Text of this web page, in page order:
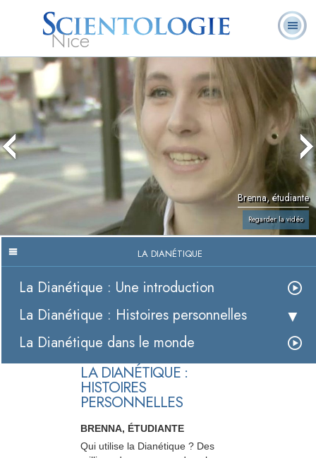
Nice
L. Ron Hubbard
Qu’est-ce que la
volontaires
Foire aux
questions
Livres
Brenna, étudiante
Regarder la vidéo
LA DIANÉTIQUE
La Dianétique : Une introduction
La Dianétique : Histoires personnelles
La Dianétique dans le monde
LA DIANÉTIQUE :
HISTOIRES
PERSONNELLES
BRENNA, ÉTUDIANTE
Qui utilise la Dianétique ? Des